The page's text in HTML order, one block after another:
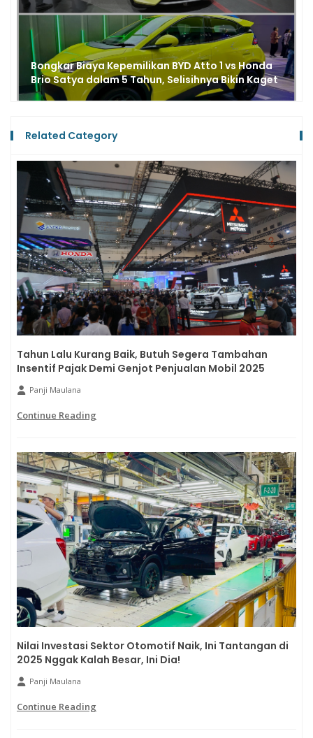
Lawan Bahaya di Jalan Lewat Konten, Honda
Buka Lomba Film Keselamatan Berkendara
Related Category
Tahun Lalu Kurang Baik, Butuh Segera Tambahan
Insentif Pajak Demi Genjot Penjualan Mobil 2025
Panji Maulana
Continue Reading
Nilai Investasi Sektor Otomotif Naik, Ini Tantangan di
2025 Nggak Kalah Besar, Ini Dia!
Panji Maulana
Continue Reading